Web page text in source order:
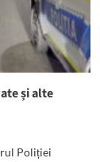
și alte
Poliției